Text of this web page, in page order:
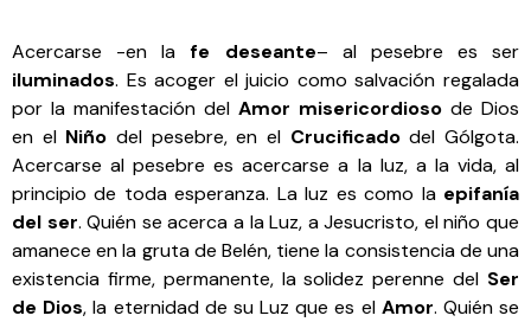
Acercarse -en lafe deseante– al pesebre es ser
iluminados. Es acoger el juicio como salvación regalada
por la manifestación del Amor misericordioso de Dios
en el Niño del pesebre, en el Crucificadodel Gólgota.
Acercarse al pesebre es acercarse a la luz, a la vida, al
principio de toda esperanza. La luz es como la epifanía
del ser. Quién se acerca a la Luz, a Jesucristo, el niño que
amanece en la gruta de Belén, tiene la consistencia de una
existencia firme, permanente, la solidez perenne del Ser
de Dios, la eternidad de su Luz que es el Amor. Quién se